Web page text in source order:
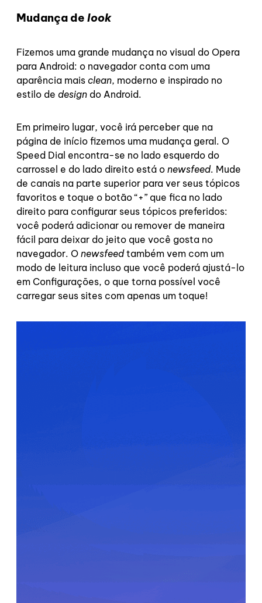
Mudança de look
Fizemos uma grande mudança no visual do Opera
para Android: o navegador conta com uma
aparência mais clean, moderno e inspirado no
estilo de design do Android.
Em primeiro lugar, você irá perceber que na
página de início fizemos uma mudança geral. O
Speed Dial encontra-se no lado esquerdo do
carrossel e do lado direito está o newsfeed. Mude
de canais na parte superior para ver seus tópicos
favoritos e toque o botão “+” que fica no lado
direito para configurar seus tópicos preferidos:
você poderá adicionar ou remover de maneira
fácil para deixar do jeito que você gosta no
navegador. O newsfeedtambém vem com um
modo de leitura incluso que você poderá ajustá-lo
em Configurações, o que torna possível você
carregar seus sites com apenas um toque!